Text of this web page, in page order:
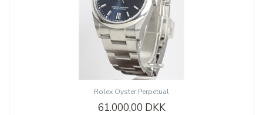
Rolex Oyster Perpetual
61.000,00 DKK